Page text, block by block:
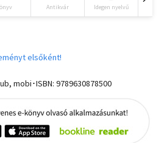
Antikvár Idegen nyelvű
elsőként!
mobi･ISBN: 9789630878500